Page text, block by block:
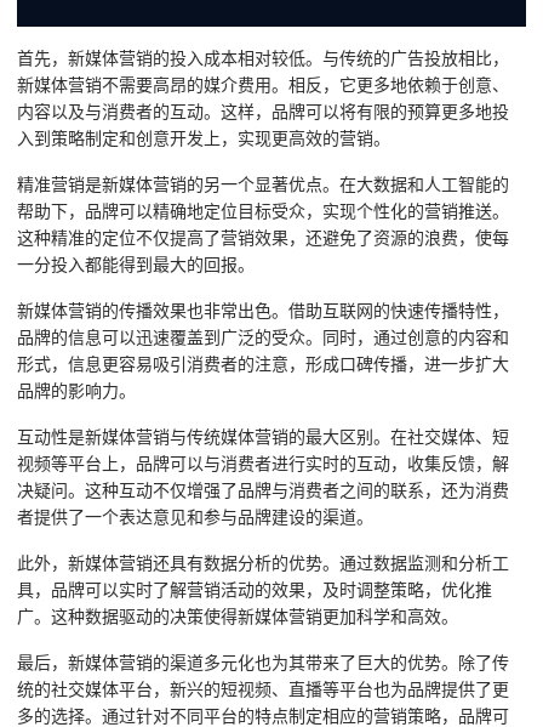
首先，新媒体营销的投入成本相对较低。与传统的广告投放相比，
新媒体营销不需要高昂的媒介费用。相反，它更多地依赖于创意、
内容以及与消费者的互动。这样，品牌可以将有限的预算更多地投
入到策略制定和创意开发上，实现更高效的营销。
精准营销是新媒体营销的另一个显著优点。在大数据和人工智能的
帮助下，品牌可以精确地定位目标受众，实现个性化的营销推送。
这种精准的定位不仅提高了营销效果，还避免了资源的浪费，使每
一分投入都能得到最大的回报。
新媒体营销的传播效果也非常出色。借助互联网的快速传播特性，
品牌的信息可以迅速覆盖到广泛的受众。同时，通过创意的内容和
形式，信息更容易吸引消费者的注意，形成口碑传播，进一步扩大
品牌的影响力。
互动性是新媒体营销与传统媒体营销的最大区别。在社交媒体、短
视频等平台上，品牌可以与消费者进行实时的互动，收集反馈，解
决疑问。这种互动不仅增强了品牌与消费者之间的联系，还为消费
者提供了一个表达意见和参与品牌建设的渠道。
此外，新媒体营销还具有数据分析的优势。通过数据监测和分析工
具，品牌可以实时了解营销活动的效果，及时调整策略，优化推
广。这种数据驱动的决策使得新媒体营销更加科学和高效。
最后，新媒体营销的渠道多元化也为其带来了巨大的优势。除了传
统的社交媒体平台，新兴的短视频、直播等平台也为品牌提供了更
多的选择。通过针对不同平台的特点制定相应的营销策略，品牌可